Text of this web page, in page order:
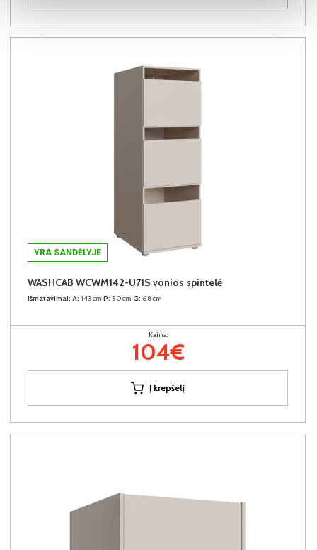
YRA SANDĖLYJE
WASHCAB WCWM142-U71S vonios spintelė
Išmatavimai: A: 143cm P: 50cm G: 68cm
Kaina:
104€
Į krepšelį